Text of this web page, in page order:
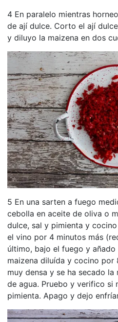
4 En paralelo mientras
de ají dulce. Corto el ají
y diluyo la maizena en dos
5 En una sarten a fuego
cebolla en aceite de oliva o
dulce, sal y pimienta y
el vino por 4 minutos más
último, bajo el fuego y
maizena diluída y cocino por
muy densa y se ha secado
de agua. Pruebo y verifico si
pimienta. Apago y dejo